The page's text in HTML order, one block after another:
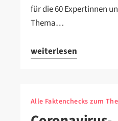
für die 60 Expertinnen
Thema…
weiterlesen
Alle Faktenchecks zum